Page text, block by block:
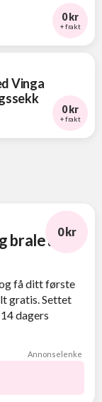
0 kr
+ frakt
Vinga
0 kr
+ frakt
bralette0 kr
få ditt første
gratis. Settet
dagers
Annonselenke